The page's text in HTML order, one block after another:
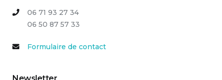
06 71 93 27 34
06 50 87 57 33
Formulaire de contact